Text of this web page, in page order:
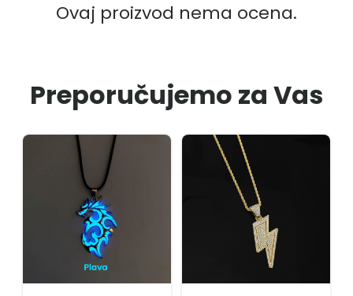
Ovaj proizvod nema ocena.
Preporučujemo za Vas